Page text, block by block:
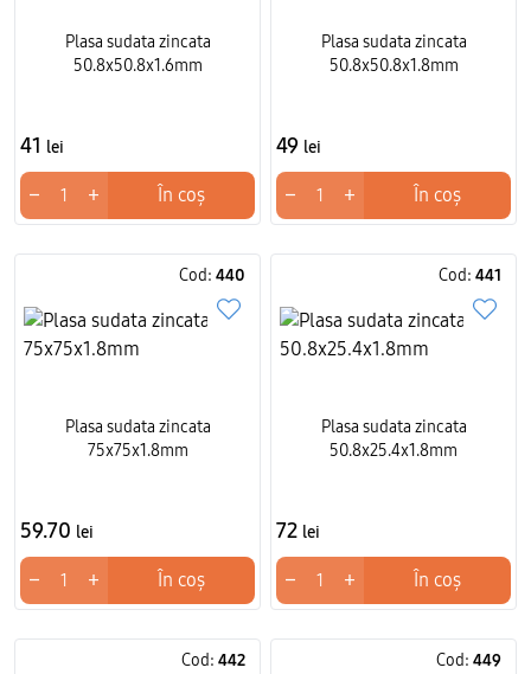
Plasa sudata zincata
50.8x50.8x1.6mm
41 lei
− + În coș
Plasa sudata zincata
50.8x50.8x1.8mm
49 lei
− + În coș
Cod: 440
Plasa sudata zincata
75x75x1.8mm
59.70 lei
− + În coș
Cod: 441
Plasa sudata zincata
50.8x25.4x1.8mm
72 lei
− + În coș
Cod: 442 Cod: 449